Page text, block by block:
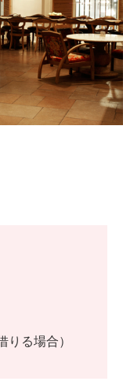
りる場合）